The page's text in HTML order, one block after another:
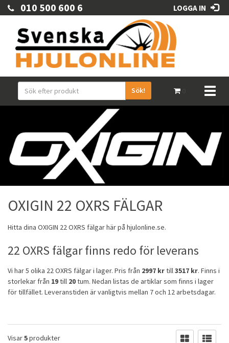
010 500 600 6 LOGGA IN
Sök!
OXIGIN 22 OXRS FÄLGAR
Hitta dina OXIGIN 22 OXRS fälgarhär på hjulonline.se.
22 OXRS fälgar finns redo för leverans
Vi har 5 olika 22 OXRS fälgar i lager. Pris från 2997 krtill3517 kr. Finns i
storlekar från 19till 20tum. Nedan listas de artiklar som finns i lager
för tillfället. Leveranstiden är vanligtvis mellan 7 och 12 arbetsdagar.
Visar5produkter